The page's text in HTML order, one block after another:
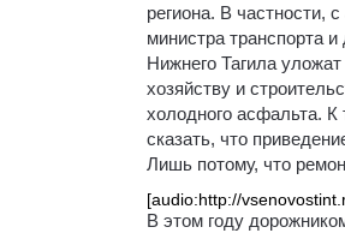
региона. В частности,
министра транспорта
Нижнего Тагила
хозяйству и
холодного асфальта.
сказать, что
Лишь потому, что
[audio:http://
В этом году